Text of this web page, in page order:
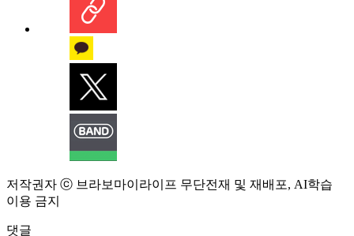
저작권자 ⓒ 브라보마이라이프 무단전재 및 재배포, AI학습
이용 금지
댓글